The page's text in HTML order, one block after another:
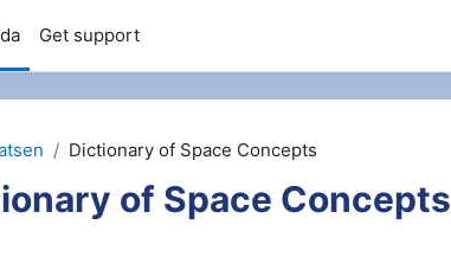
Get support
Dictionary of Space Concepts
of Space Concepts